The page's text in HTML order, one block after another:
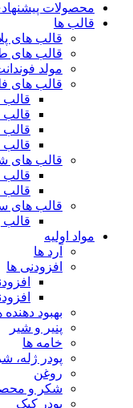
محصولات
قالب ها
قالب های
قالب های
مولد
قالب های
قالب
قالب
قالب
قالب
قالب های
قالب
قالب
قالب های
قالب
مواد اولیه
آرد ها
افزودنی ها
بهبود دهنده
پنیر و شیر
خامه ها
پودر ژله،
روغن
شکر و
پودر کیک